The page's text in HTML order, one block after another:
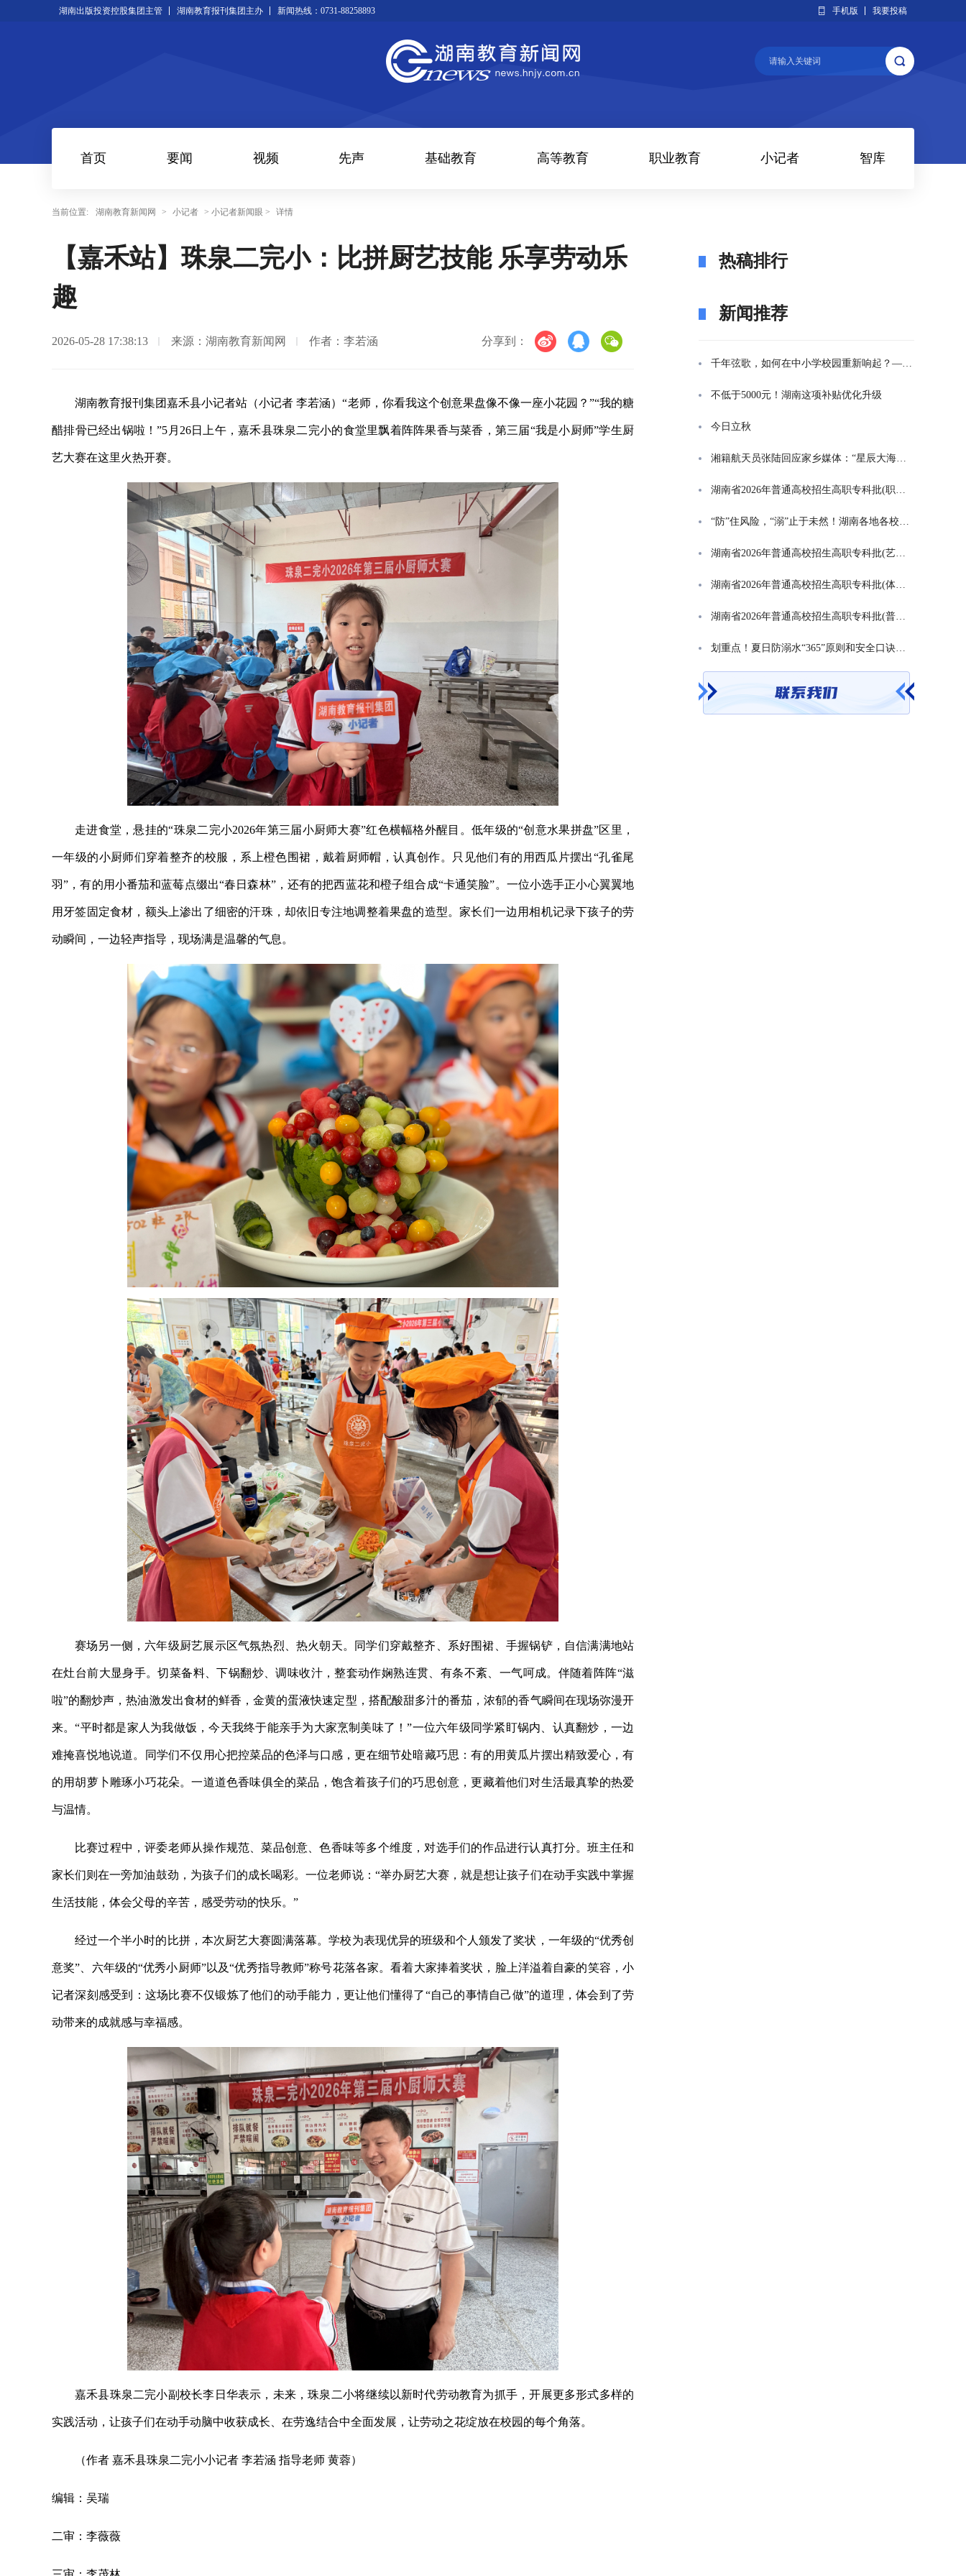
湖南出版投资控股集团主管 湖南教育报刊集团主办 新闻热线：0731-88258893 手机版 我要投稿
首页 要闻 视频 先声 基础教育 高等教育 职业教育 小记者 智库
当前位置: 湖南教育新闻网 > 小记者 > 小记者新闻眼 > 详情
【嘉禾站】珠泉二完小：比拼厨艺技能 乐享劳动乐
趣
2026-05-28 17:38:13 来源：湖南教育新闻网 作者：李若涵 分享到：
湖南教育报刊集团嘉禾县小记者站（小记者 李若涵）“老师，你看我这个创意果盘像不像一座小花园？”“我的糖
醋排骨已经出锅啦！”5月26日上午，嘉禾县珠泉二完小的食堂里飘着阵阵果香与菜香，第三届“我是小厨师”学生厨
艺大赛在这里火热开赛。
走进食堂，悬挂的“珠泉二完小2026年第三届小厨师大赛”红色横幅格外醒目。低年级的“创意水果拼盘”区里，
一年级的小厨师们穿着整齐的校服，系上橙色围裙，戴着厨师帽，认真创作。只见他们有的用西瓜片摆出“孔雀尾
羽”，有的用小番茄和蓝莓点缀出“春日森林”，还有的把西蓝花和橙子组合成“卡通笑脸”。一位小选手正小心翼翼地
用牙签固定食材，额头上渗出了细密的汗珠，却依旧专注地调整着果盘的造型。家长们一边用相机记录下孩子的劳
动瞬间，一边轻声指导，现场满是温馨的气息。
赛场另一侧，六年级厨艺展示区气氛热烈、热火朝天。同学们穿戴整齐、系好围裙、手握锅铲，自信满满地站
在灶台前大显身手。切菜备料、下锅翻炒、调味收汁，整套动作娴熟连贯、有条不紊、一气呵成。伴随着阵阵“滋
啦”的翻炒声，热油激发出食材的鲜香，金黄的蛋液快速定型，搭配酸甜多汁的番茄，浓郁的香气瞬间在现场弥漫开
来。“平时都是家人为我做饭，今天我终于能亲手为大家烹制美味了！”一位六年级同学紧盯锅内、认真翻炒，一边
难掩喜悦地说道。同学们不仅用心把控菜品的色泽与口感，更在细节处暗藏巧思：有的用黄瓜片摆出精致爱心，有
的用胡萝卜雕琢小巧花朵。一道道色香味俱全的菜品，饱含着孩子们的巧思创意，更藏着他们对生活最真挚的热爱
与温情。
比赛过程中，评委老师从操作规范、菜品创意、色香味等多个维度，对选手们的作品进行认真打分。班主任和
家长们则在一旁加油鼓劲，为孩子们的成长喝彩。一位老师说：“举办厨艺大赛，就是想让孩子们在动手实践中掌握
生活技能，体会父母的辛苦，感受劳动的快乐。”
经过一个半小时的比拼，本次厨艺大赛圆满落幕。学校为表现优异的班级和个人颁发了奖状，一年级的“优秀创
意奖”、六年级的“优秀小厨师”以及“优秀指导教师”称号花落各家。看着大家捧着奖状，脸上洋溢着自豪的笑容，小
记者深刻感受到：这场比赛不仅锻炼了他们的动手能力，更让他们懂得了“自己的事情自己做”的道理，体会到了劳
动带来的成就感与幸福感。
嘉禾县珠泉二完小副校长李日华表示，未来，珠泉二小将继续以新时代劳动教育为抓手，开展更多形式多样的
实践活动，让孩子们在动手动脑中收获成长、在劳逸结合中全面发展，让劳动之花绽放在校园的每个角落。
（作者 嘉禾县珠泉二完小小记者 李若涵 指导老师 黄蓉）
编辑：吴瑞
二审：李薇薇
热稿排行
新闻推荐
千年弦歌，如何在中小学校园重新响起？——湖南首届中小学书院制建设研讨会观察
不低于5000元！湖南这项补贴优化升级
今日立秋
湘籍航天员张陆回应家乡媒体：“星辰大海是一群人的长征”
湖南省2026年普通高校招生高职专科批(职高对口类)第一次投档分数线
“防”住风险，“溺”止于未然！湖南各地各校打响防溺水“保卫战”
湖南省2026年普通高校招生高职专科批(艺术类)第一次投档分数线
湖南省2026年普通高校招生高职专科批(体育类)第一次投档分数线
湖南省2026年普通高校招生高职专科批(普通类)第一次投档分数线
划重点！夏日防溺水“365”原则和安全口诀一起学